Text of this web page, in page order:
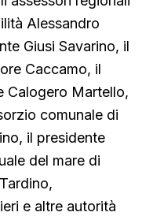
Alessandro
Giusi Savarino, il
Caccamo, il
Calogero Martello,
comunale di
il presidente
del mare di
e altre autorità